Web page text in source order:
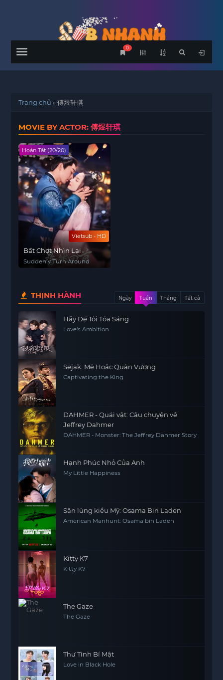
Menu
0
Trang chủ »傅煜轩琪
MOVIE BY ACTOR: 傅煜轩琪
Vietsub - HD
Hoàn Tất (20/20)
Bất Chợt Nhìn Lại
Suddenly Turn Around
THỊNH HÀNH Ngày Tuần Tháng Tất cả
Hãy Để Tôi Tỏa Sáng
Love's Ambition
Sejak: Mê Hoặc Quân Vương
Captivating the King
DAHMER - Quái vật: Câu chuyện về
Jeffrey Dahmer
DAHMER - Monster: The Jeffrey Dahmer Story
Hạnh Phúc Nhỏ Của Anh
My Little Happiness
Săn lùng kiểu Mỹ: Osama Bin Laden
American Manhunt: Osama bin Laden
Kitty K7
Kitty K7
The Gaze
The Gaze
Thư Tình Bí Mật
Love in Black Hole